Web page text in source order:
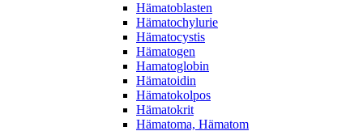
Hämatoblasten
Hämatochylurie
Hämatocystis
Hämatogen
Hamatoglobin
Hämatoidin
Hämatokolpos
Hämatokrit
Hämatoma, Hämatom